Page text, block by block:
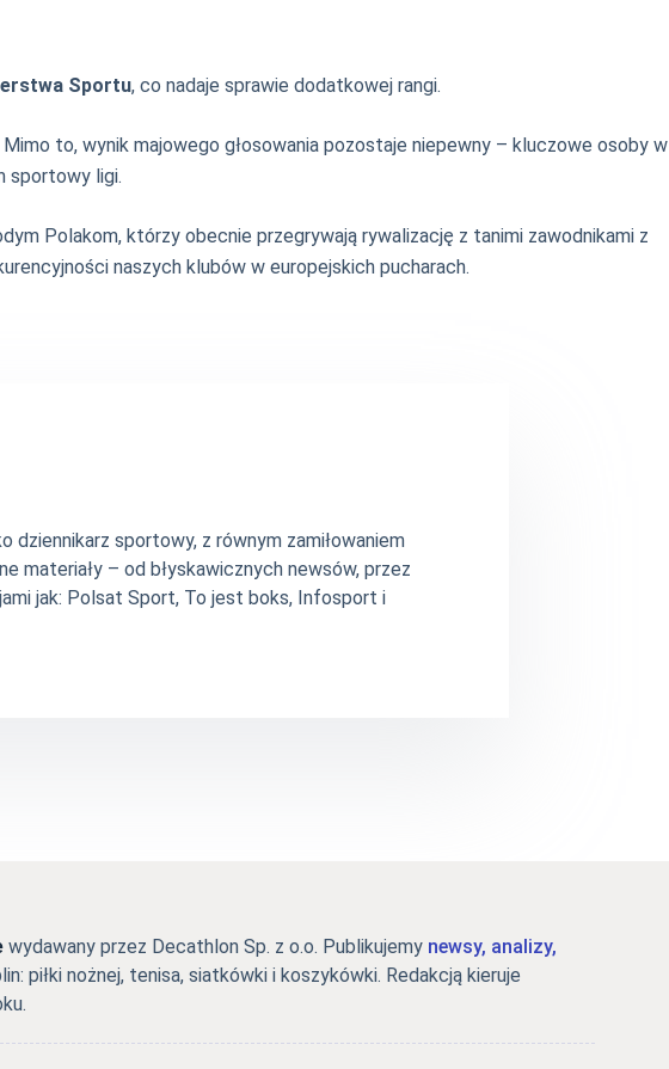
Sportu, co nadaje sprawie dodatkowej rangi.
to, wynik majowego głosowania pozostaje niepewny – kluczowe osoby w
sportowy ligi.
Polakom, którzy obecnie przegrywają rywalizację z tanimi zawodnikami z
naszych klubów w europejskich pucharach.
dziennikarz sportowy, z równym zamiłowaniem
materiały – od błyskawicznych newsów, przez
jak: Polsat Sport, To jest boks, Infosport i
wydawany przez Decathlon Sp. z o.o. Publikujemy newsy, analizy,
piłki nożnej, tenisa, siatkówki i koszykówki. Redakcją kieruje